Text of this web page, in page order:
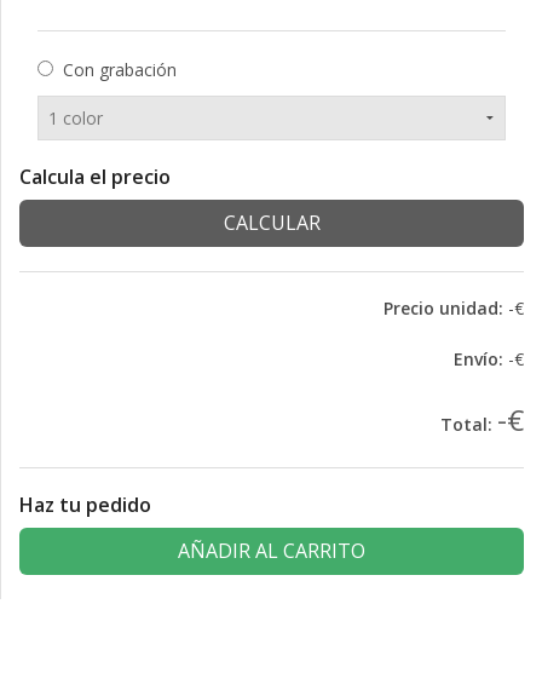
Con grabación
Calcula el precio
CALCULAR
Precio unidad: -€
Envío: -€
Total: -€
Haz tu pedido
AÑADIR AL CARRITO